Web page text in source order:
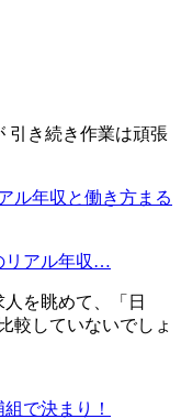
引き続き作業は頑張
リアル年収…
を眺めて、「日
較していないでしょ
で決まり！